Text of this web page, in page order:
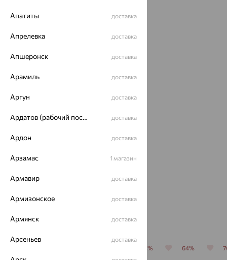
Идеальный комплект
70%
золото,
MAGIC
от 45 202
Похожие изделия
64% 64%
Апатиты доставка
Апрелевка доставка
Апшеронск доставка
Арамиль доставка
Аргун доставка
Ардатов (рабочий поселок) доставка
Ардон доставка
Арзамас 1 магазин
Армавир доставка
Армизонское доставка
Армянск доставка
Арсеньев доставка